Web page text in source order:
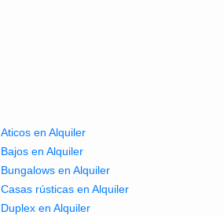
Aticos en Alquiler
Bajos en Alquiler
Bungalows en Alquiler
Casas rústicas en Alquiler
Duplex en Alquiler